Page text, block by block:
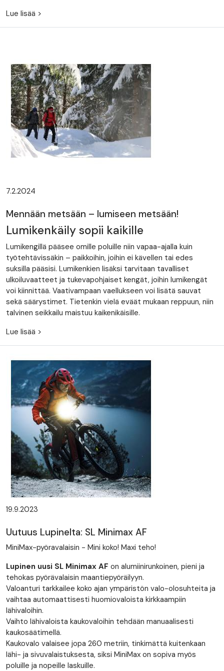
Lue lisää >
7.2.2024
Mennään metsään – lumiseen metsään!
Lumikenkäily sopii kaikille
Lumikengillä pääsee omille poluille niin vapaa-ajalla kuin
työtehtävissäkin – paikkoihin, joihin ei kävellen tai edes
suksilla pääsisi. Lumikenkien lisäksi tarvitaan tavalliset
ulkoiluvaatteet ja tukevapohjaiset kengät, joihin lumikengät
voi kiinnittää. Vaativampaan vaellukseen voi lisätä sauvat
sekä säärystimet. Tietenkin vielä eväät mukaan reppuun, niin
talvinen seikkailu maistuu kaikenikäisille.
Lue lisää >
19.9.2023
Uutuus Lupinelta: SL Minimax AF
MiniMax-pyöravalaisin - Mini koko! Maxi teho!
Lupinen uusi SL Minimax AF on alumiinirunkoinen, pieni ja
tehokas pyörävalaisin maantiepyöräilyyn.
Valoanturi tarkkailee koko ajan ympäristön valo-olosuhteita ja
vaihtaa automaattisesti huomiovaloista kirkkaampiin
lähivaloihin.
Vaihto lähivaloista kaukovaloihin tehdään manuaalisesti
kaukosäätimellä.
Kaukovalo valaisee jopa 260 metriin, tinkimättä kuitenkaan
lähi- ja sivuvalaistuksesta, siksi MiniMax on sopiva myös
poluille ja nopeille laskuille.